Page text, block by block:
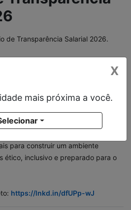
de Transparência Salarial 2026.
pelo Decreto nº 11.795/2023 e
salariais e com a promoção
para construir um ambiente
ético, inclusivo e preparado para o
https://lnkd.in/dfUPp-wJ
X
mais próxima a você.